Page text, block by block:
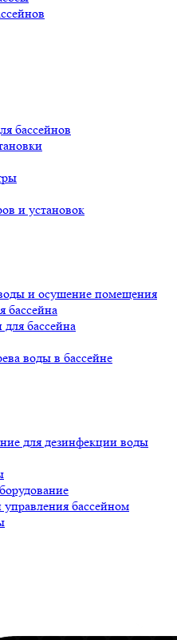
бассейнов
и установок
и осушение помещения
бассейна
для бассейна
воды в бассейне
для дезинфекции воды
бассейном